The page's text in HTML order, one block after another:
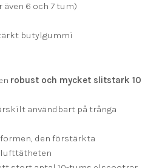
även 6 och 7 tum)
butylgummi
robust och mycket slitstark 10
användbart på trånga
den förstärkta